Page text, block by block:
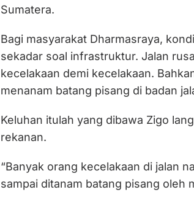
Sumatera.
Bagi masyarakat Dharmasraya,
sekadar soal infrastruktur. Jalan
kecelakaan demi kecelakaan.
menanam batang pisang di badan
Keluhan itulah yang dibawa Zigo
rekanan.
“Banyak orang kecelakaan di jalan
sampai ditanam batang pisang oleh